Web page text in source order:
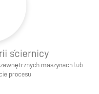
ściernicy
maszynach lub
procesu